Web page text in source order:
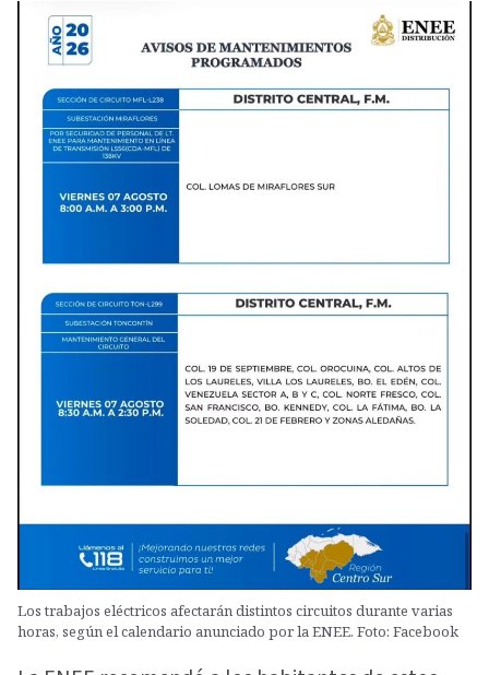
Los trabajos eléctricos afectarán distintos circuitos durante varias
horas, según el calendario anunciado por la ENEE. Foto: Facebook